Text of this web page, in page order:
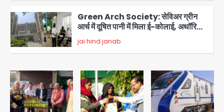
5
Green Arch Society: सेविअर ग्रीन
आर्च में दूषित पानी में मिला ई-कोलाई, अथॉरिटी
ने शुरू की सैंपलिंग जांच
jai hind janab
1
Noida waterlogging: नोएडा में
‘हाईटेक सिटी’ के दावों की खुली पोल,
सेक्टर-95 अंडरपास में 3-4 फीट भरा पानी,
आधे घंटे तक फंसी रही एम्बुलेंस
Avinash Kumar